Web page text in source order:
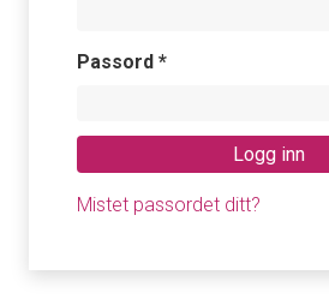
Passord *Påkrevd
Logg inn
Mistet passordet ditt?